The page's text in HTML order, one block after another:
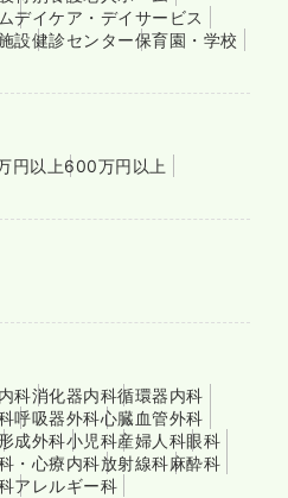
デイケア・デイサービス
設健診センター保育園・学校
円以上600万円以上
科消化器内科循環器内科
呼吸器外科心臓血管外科
成外科小児科産婦人科眼科
・心療内科放射線科麻酔科
アレルギー科